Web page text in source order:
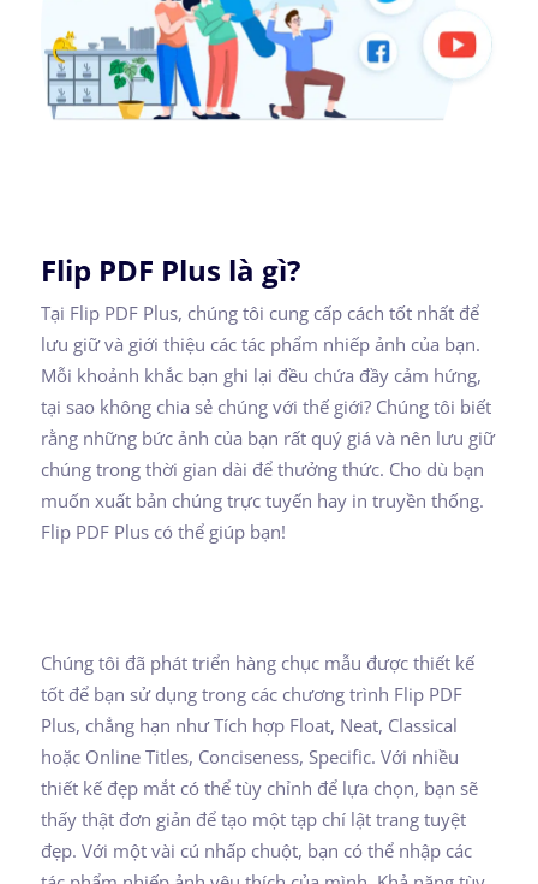
Flip PDF Plus là gì?
Tại Flip PDF Plus, chúng tôi cung cấp cách tốt nhất để
lưu giữ và giới thiệu các tác phẩm nhiếp ảnh của bạn.
Mỗi khoảnh khắc bạn ghi lại đều chứa đầy cảm hứng,
tại sao không chia sẻ chúng với thế giới? Chúng tôi biết
rằng những bức ảnh của bạn rất quý giá và nên lưu giữ
chúng trong thời gian dài để thưởng thức. Cho dù bạn
muốn xuất bản chúng trực tuyến hay in truyền thống.
Flip PDF Plus có thể giúp bạn!
Chúng tôi đã phát triển hàng chục mẫu được thiết kế
tốt để bạn sử dụng trong các chương trình Flip PDF
Plus, chẳng hạn như Tích hợp Float, Neat, Classical
hoặc Online Titles, Conciseness, Specific. Với nhiều
thiết kế đẹp mắt có thể tùy chỉnh để lựa chọn, bạn sẽ
thấy thật đơn giản để tạo một tạp chí lật trang tuyệt
đẹp. Với một vài cú nhấp chuột, bạn có thể nhập các